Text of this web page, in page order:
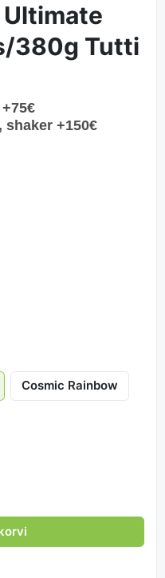
Ultimate
380g Tutti
+75€
shaker +150€
Cosmic Rainbow